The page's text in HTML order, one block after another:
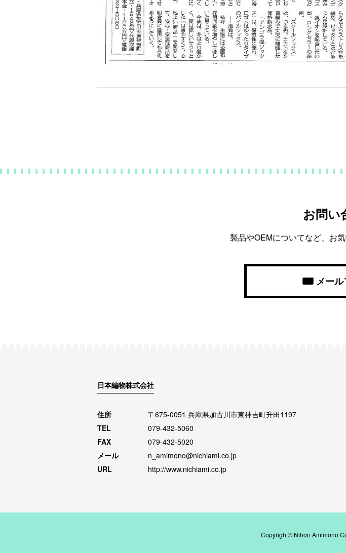
お問い
製品やOEMについてなど、お
メー
日本編物株式会社
住所
〒675-0051 兵庫県加古川市東神吉町升田1197
TEL
079-432-5060
FAX
079-432-5020
メール
n_amimono@nichiami.co.jp
URL
http://www.nichiami.co.jp
Copyright© Nihon Amimono